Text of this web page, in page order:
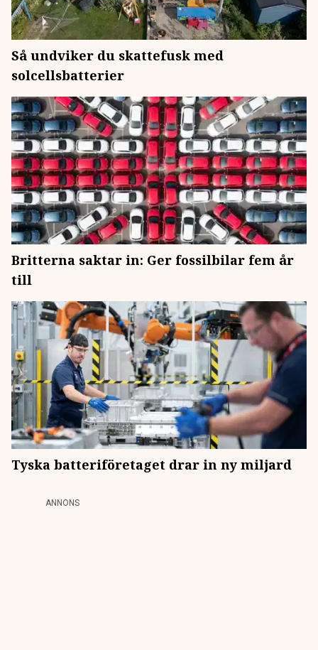
Så undviker du skattefusk med
solcellsbatterier
Britterna saktar in: Ger fossilbilar fem år
till
Tyska batteriföretaget drar in ny miljard
ANNONS